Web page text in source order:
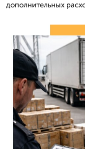
дополнительных